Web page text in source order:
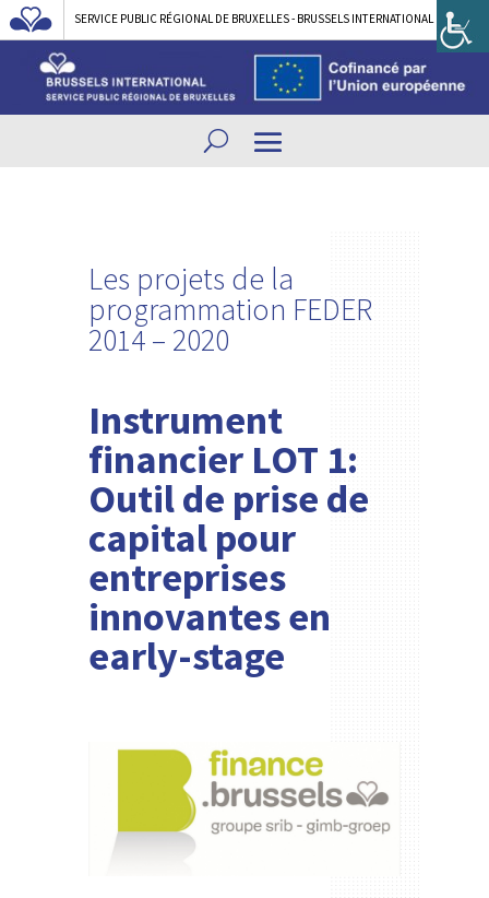
SERVICE PUBLIC RÉGIONAL DE BRUXELLES - BRUSSELS INTERNATIONAL
Les projets de la
programmation FEDER
2014 – 2020
Instrument
financier LOT 1:
Outil de prise de
capital pour
entreprises
innovantes en
early-stage